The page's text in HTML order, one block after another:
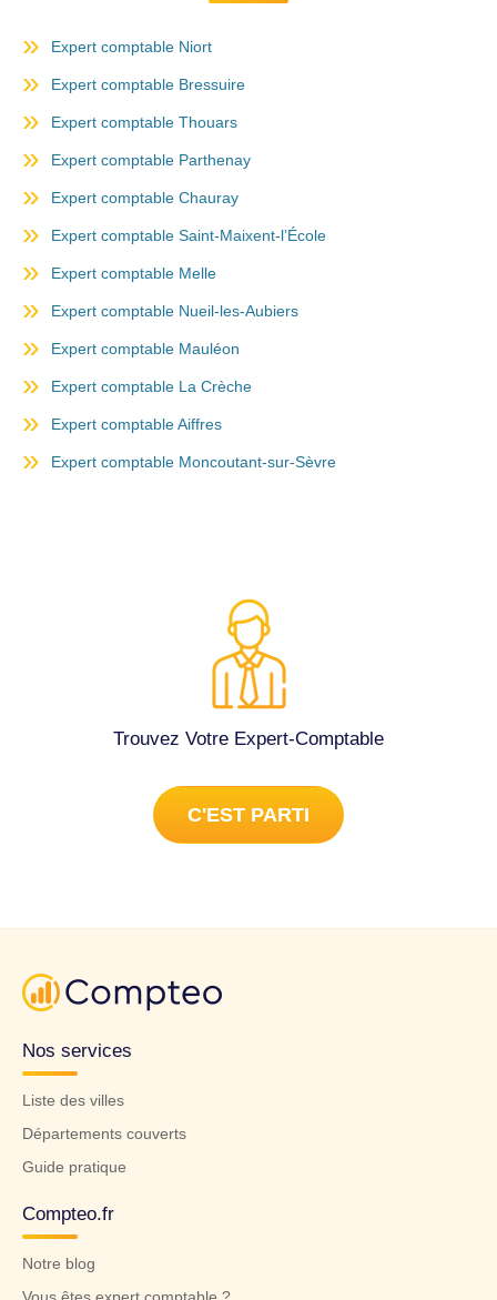
Expert comptable Niort
Expert comptable Bressuire
Expert comptable Thouars
Expert comptable Parthenay
Expert comptable Chauray
Expert comptable Saint-Maixent-l’École
Expert comptable Melle
Expert comptable Nueil-les-Aubiers
Expert comptable Mauléon
Expert comptable La Crèche
Expert comptable Aiffres
Expert comptable Moncoutant-sur-Sèvre
Trouvez Votre Expert-Comptable
C'EST PARTI
Nos services
Liste des villes
Départements couverts
Guide pratique
Compteo.fr
Notre blog